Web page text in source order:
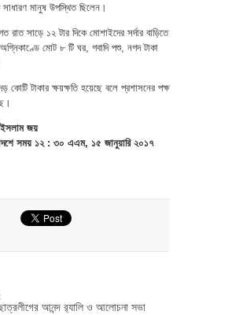
মানুষ উপস্থিত ছিলেন।
রাত সাড়ে ১২ টার দিকে মোশাইদের সর্দার বাড়িতে
অগ্নিকাণ্ডে মোট ৮ টি ঘর, গবাদি পশু, নগদ টাকা
কোটি টাকার ক্ষয়ক্ষতি হয়েছে বলে প্রশাসনের পক্ষ
ইসলাম জয়
সময় ১২ : ৩০ এএম, ১৫ জানুয়ারি ২০১৭
আনন্দ র‌্যালি ও আলোচনা সভা